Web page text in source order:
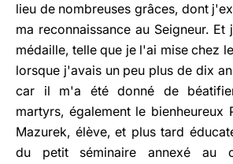
lieu de nombreuses grâces, dont
ma reconnaissance au Seigneur.
médaille, telle que je l'ai mise chez
lorsque j'avais un peu plus de dix
car il m'a été donné de
martyrs, également le bienheureux
Mazurek, élève, et plus tard
du petit séminaire annexé au